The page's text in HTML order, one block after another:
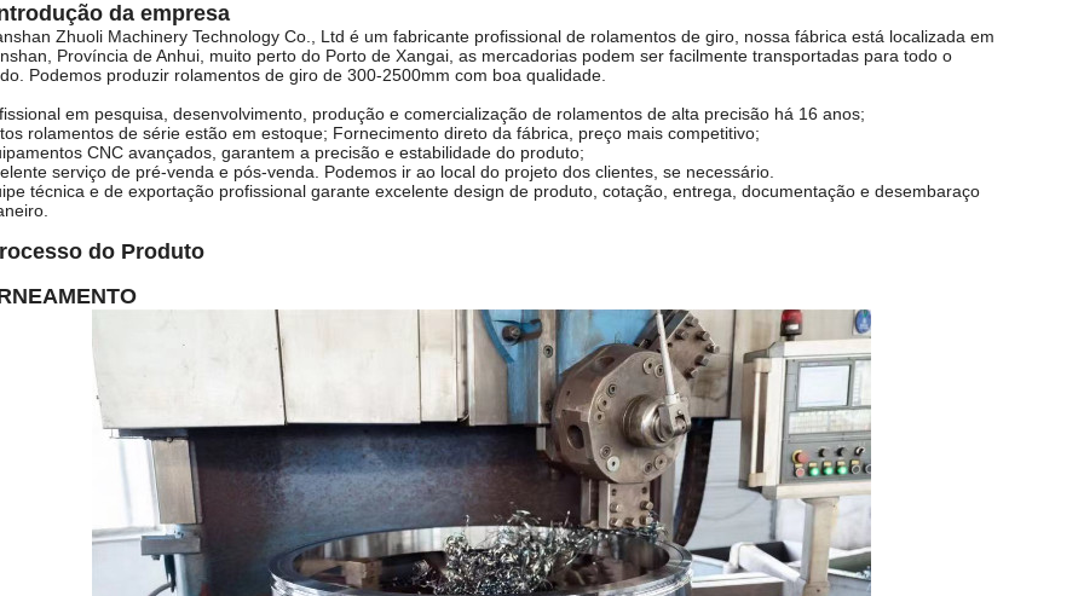
da empresa
Zhuoli Machinery Technology Co., Ltd é um fabricante profissional de rolamentos de giro, nossa fábrica está localizada em
Província de Anhui, muito perto do Porto de Xangai, as mercadorias podem ser facilmente transportadas para todo o
Podemos produzir rolamentos de giro de 300-2500mm com boa qualidade.
em pesquisa, desenvolvimento, produção e comercialização de rolamentos de alta precisão há 16 anos;
rolamentos de série estão em estoque; Fornecimento direto da fábrica, preço mais competitivo;
CNC avançados, garantem a precisão e estabilidade do produto;
serviço de pré-venda e pós-venda. Podemos ir ao local do projeto dos clientes, se necessário.
técnica e de exportação profissional garante excelente design de produto, cotação, entrega, documentação e desembaraço
do Produto